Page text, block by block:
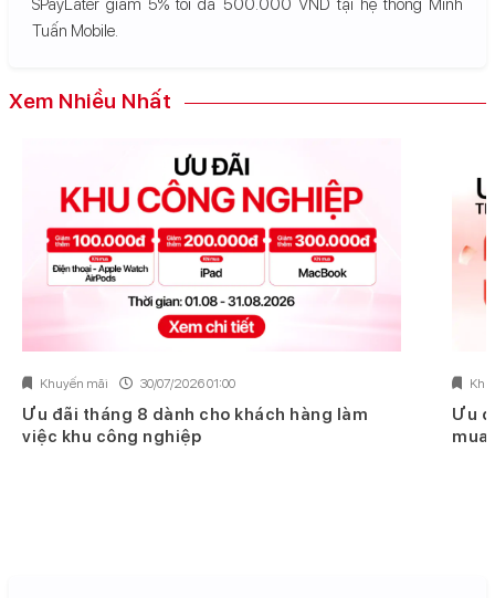
SPayLater giảm 5% tối đa 500.000 VND tại hệ thống Minh
Tuấn Mobile.
Xem Nhiều Nhất
Khuyến mãi 30/07/2026 01:00
Ưu đãi tháng 8 dành cho khách hàng làm
việc khu công nghiệp
Ưu
mua